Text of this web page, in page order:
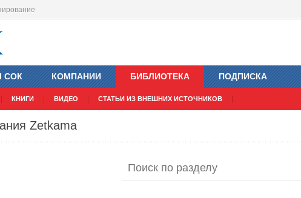
СОК КОМПАНИИ БИБЛИОТЕКА
КНИГИ ВИДЕО СТАТЬИ ИЗ ВНЕШНИХ ИСТОЧНИКОВ
ПОДПИСКА
Zetkama